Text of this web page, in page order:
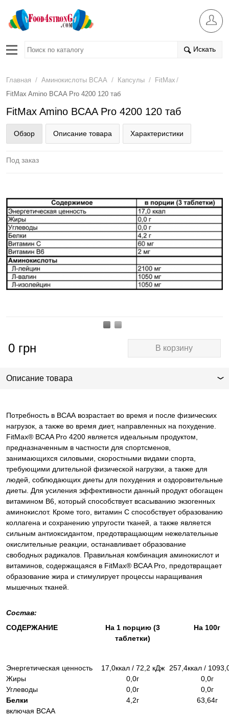
Искать
Главная / Аминокислоты BCAA / Капсулы / FitMax /
FitMax Amino BCAA Pro 4200 120 таб
FitMax Amino BCAA Pro 4200 120 таб
Обзор Описание товара Характеристики
Под заказ
0 грн В корзину
Описание товара
Потребность в ВСАА возрастает во время и после физических
нагрузок, а также во время диет, направленных на похудение.
FitMax® BCAA Pro 4200 является идеальным продуктом,
предназначенным в частности для спортсменов,
занимающихся силовыми, скоростными видами спорта,
требующими длительной физической нагрузки, а также для
людей, соблюдающих диеты для похудения и оздоровительные
диеты. Для усиления эффективности данный продукт обогащен
витамином В6, который способствует всасыванию экзогенных
аминокислот. Кроме того, витамин С способствует образованию
коллагена и сохранению упругости тканей, а также является
сильным антиоксидантом, предотвращающим нежелательные
окислительные реакции, останавливает образование
свободных радикалов. Правильная комбинация аминокислот и
витаминов, содержащаяся в FitMax® BCAA Pro, предотвращает
образование жира и стимулирует процессы наращивания
мышечных тканей.
Состав:
СОДЕРЖАНИЕ
На 1 порцию (3
таблетки)
На 100г
Энергетическая ценность
Жиры
Углеводы
Белки
включая ВСАА
17,0ккал / 72,2 кДж
0,0г
0,0г
4,2г
257,4ккал /
0,0г
0,0г
63,64г